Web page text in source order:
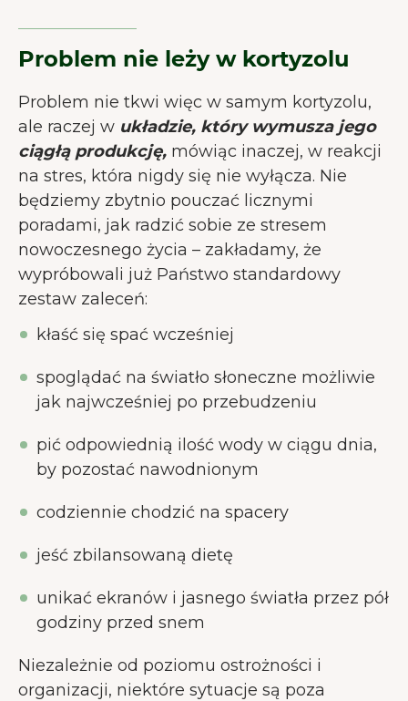
Problem nie leży w kortyzolu
Problem nie tkwi więc w samym kortyzolu,
ale raczej w układzie, który wymusza jego
ciągłą produkcję, mówiąc inaczej, w reakcji
na stres, która nigdy się nie wyłącza. Nie
będziemy zbytnio pouczać licznymi
poradami, jak radzić sobie ze stresem
nowoczesnego życia – zakładamy, że
wypróbowali już Państwo standardowy
zestaw zaleceń:
kłaść się spać wcześniej
spoglądać na światło słoneczne możliwie
jak najwcześniej po przebudzeniu
pić odpowiednią ilość wody w ciągu dnia,
by pozostać nawodnionym
codziennie chodzić na spacery
jeść zbilansowaną dietę
unikać ekranów i jasnego światła przez pół
godziny przed snem
Niezależnie od poziomu ostrożności i
organizacji, niektóre sytuacje są poza